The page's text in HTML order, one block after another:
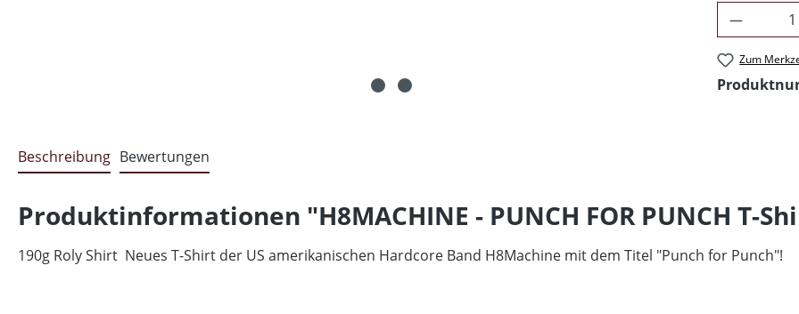
Zum
Beschreibung Bewertungen
Produktinformationen "H8MACHINE - PUNCH FOR PUNCH T-
190g Roly Shirt Neues T-Shirt der US amerikanischen Hardcore Band H8Machine mit dem Titel "Punch for Punch"!